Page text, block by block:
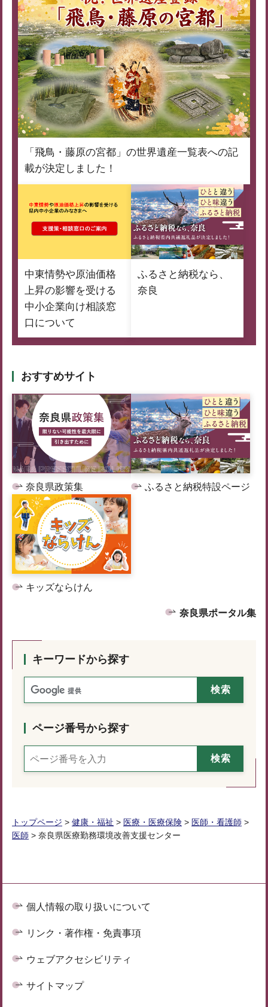
「飛鳥・藤原の宮都」の世界遺産一覧表への記
載が決定しました！
中東情勢や原油価格
上昇の影響を受ける
中小企業向け相談窓
口について
ふるさと納税なら、
奈良
おすすめサイト
奈良県政策集 ふるさと納税特設ページ
キッズならけん
奈良県ポータル集
キーワードから探す
ページ番号から探す
トップページ > 健康・福祉 > 医療・医療保険 > 医師・看護師 >
医師 > 奈良県医療勤務環境改善支援センター
個人情報の取り扱いについて
リンク・著作権・免責事項
ウェブアクセシビリティ
サイトマップ